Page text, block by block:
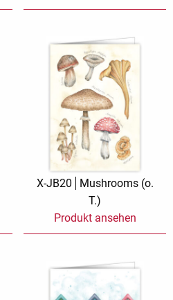
X-JB20
Mushrooms (o.
T.)
Produkt ansehen